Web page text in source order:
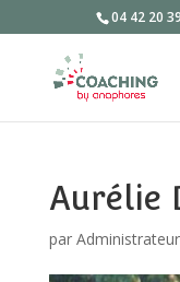
04 42 20
Aurélie
par Administrateur